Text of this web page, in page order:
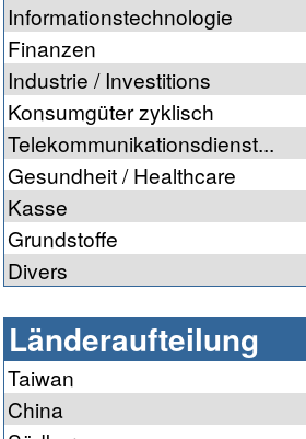
Informationstechnologie
Finanzen
Industrie / Investitions
Konsumgüter zyklisch
Telekommunikationsdienst...
Gesundheit / Healthcare
Kasse
Grundstoffe
Divers
Länderaufteilung
Taiwan
China